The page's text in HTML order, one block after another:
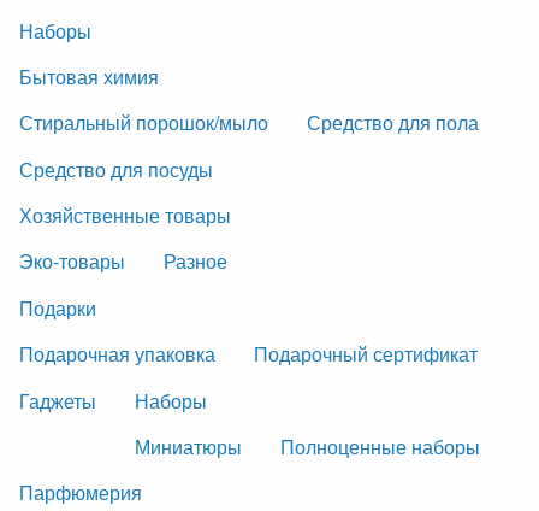
Наборы
Бытовая химия
Стиральный порошок/мыло
Средство для пола
Средство для посуды
Хозяйственные товары
Эко-товары
Разное
Подарки
Подарочная упаковка
Подарочный сертификат
Гаджеты
Наборы
Миниатюры
Полноценные наборы
Парфюмерия